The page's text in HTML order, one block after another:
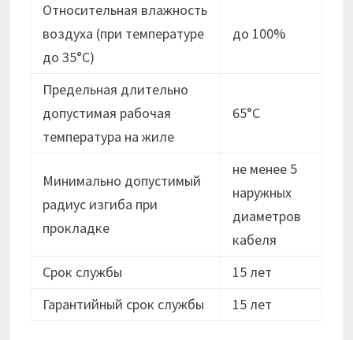
Относительная влажность
воздуха (при температуре
до 35°С)
до 100%
Предельная длительно
допустимая рабочая
температура на жиле
65°С
Минимально допустимый
радиус изгиба при
прокладке
не менее 5
наружных
диаметров
кабеля
Срок службы
15 лет
Гарантийный срок службы
15 лет